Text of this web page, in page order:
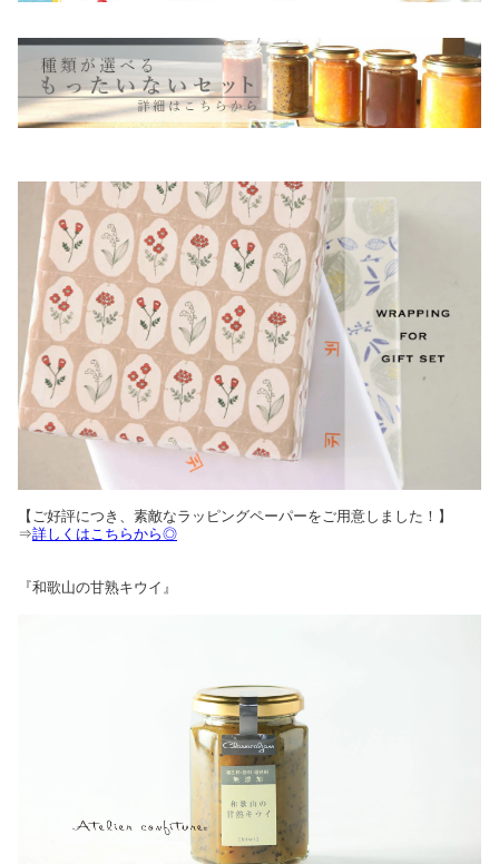
【ご好評につき、素敵なラッピングペーパーをご用意しました！】
⇒詳しくはこちらから◎
『和歌山の甘熟キウイ』